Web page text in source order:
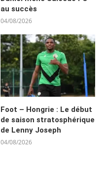
au succès
04/08/2026
Foot – Hongrie : Le début
de saison stratosphérique
de Lenny Joseph
04/08/2026